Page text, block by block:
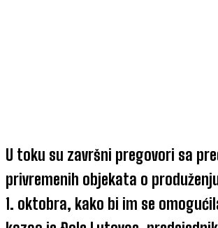
U toku su završni pregovori sa
privremenih objekata o
1. oktobra, kako bi im se